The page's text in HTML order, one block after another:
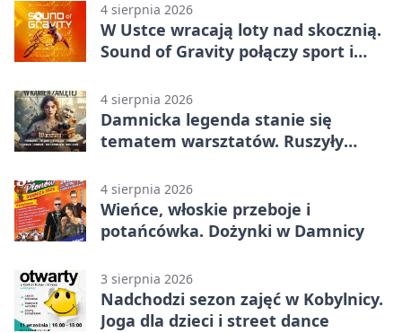
4 sierpnia 2026
W Ustce wracają loty nad skocznią.
Sound of Gravity połączy sport i
4 sierpnia 2026
Damnicka legenda stanie się
tematem warsztatów. Ruszyły
4 sierpnia 2026
Wieńce, włoskie przeboje i
potańcówka. Dożynki w Damnicy
3 sierpnia 2026
Nadchodzi sezon zajęć w Kobylnicy.
Joga dla dzieci i street dance